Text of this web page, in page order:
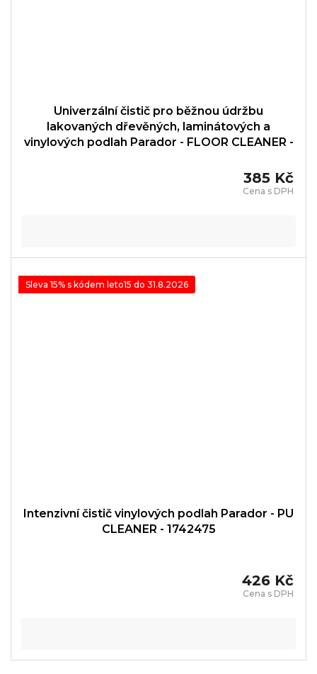
Univerzální čistič pro běžnou údržbu
lakovaných dřevěných, laminátových a
vinylových podlah Parador - FLOOR CLEANER -
385 Kč
Sleva 15% s kódem leto15 do 31.8.2026
Intenzivní čistič vinylových podlah Parador - PU
CLEANER - 1742475
426 Kč